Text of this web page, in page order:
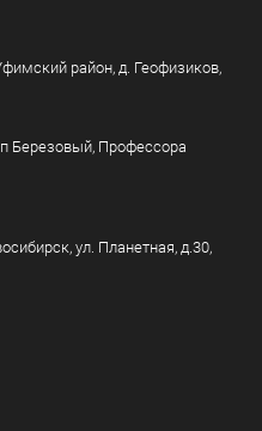
район, д. Геофизиков,
Березовый, Профессора
ул. Планетная, д.30,